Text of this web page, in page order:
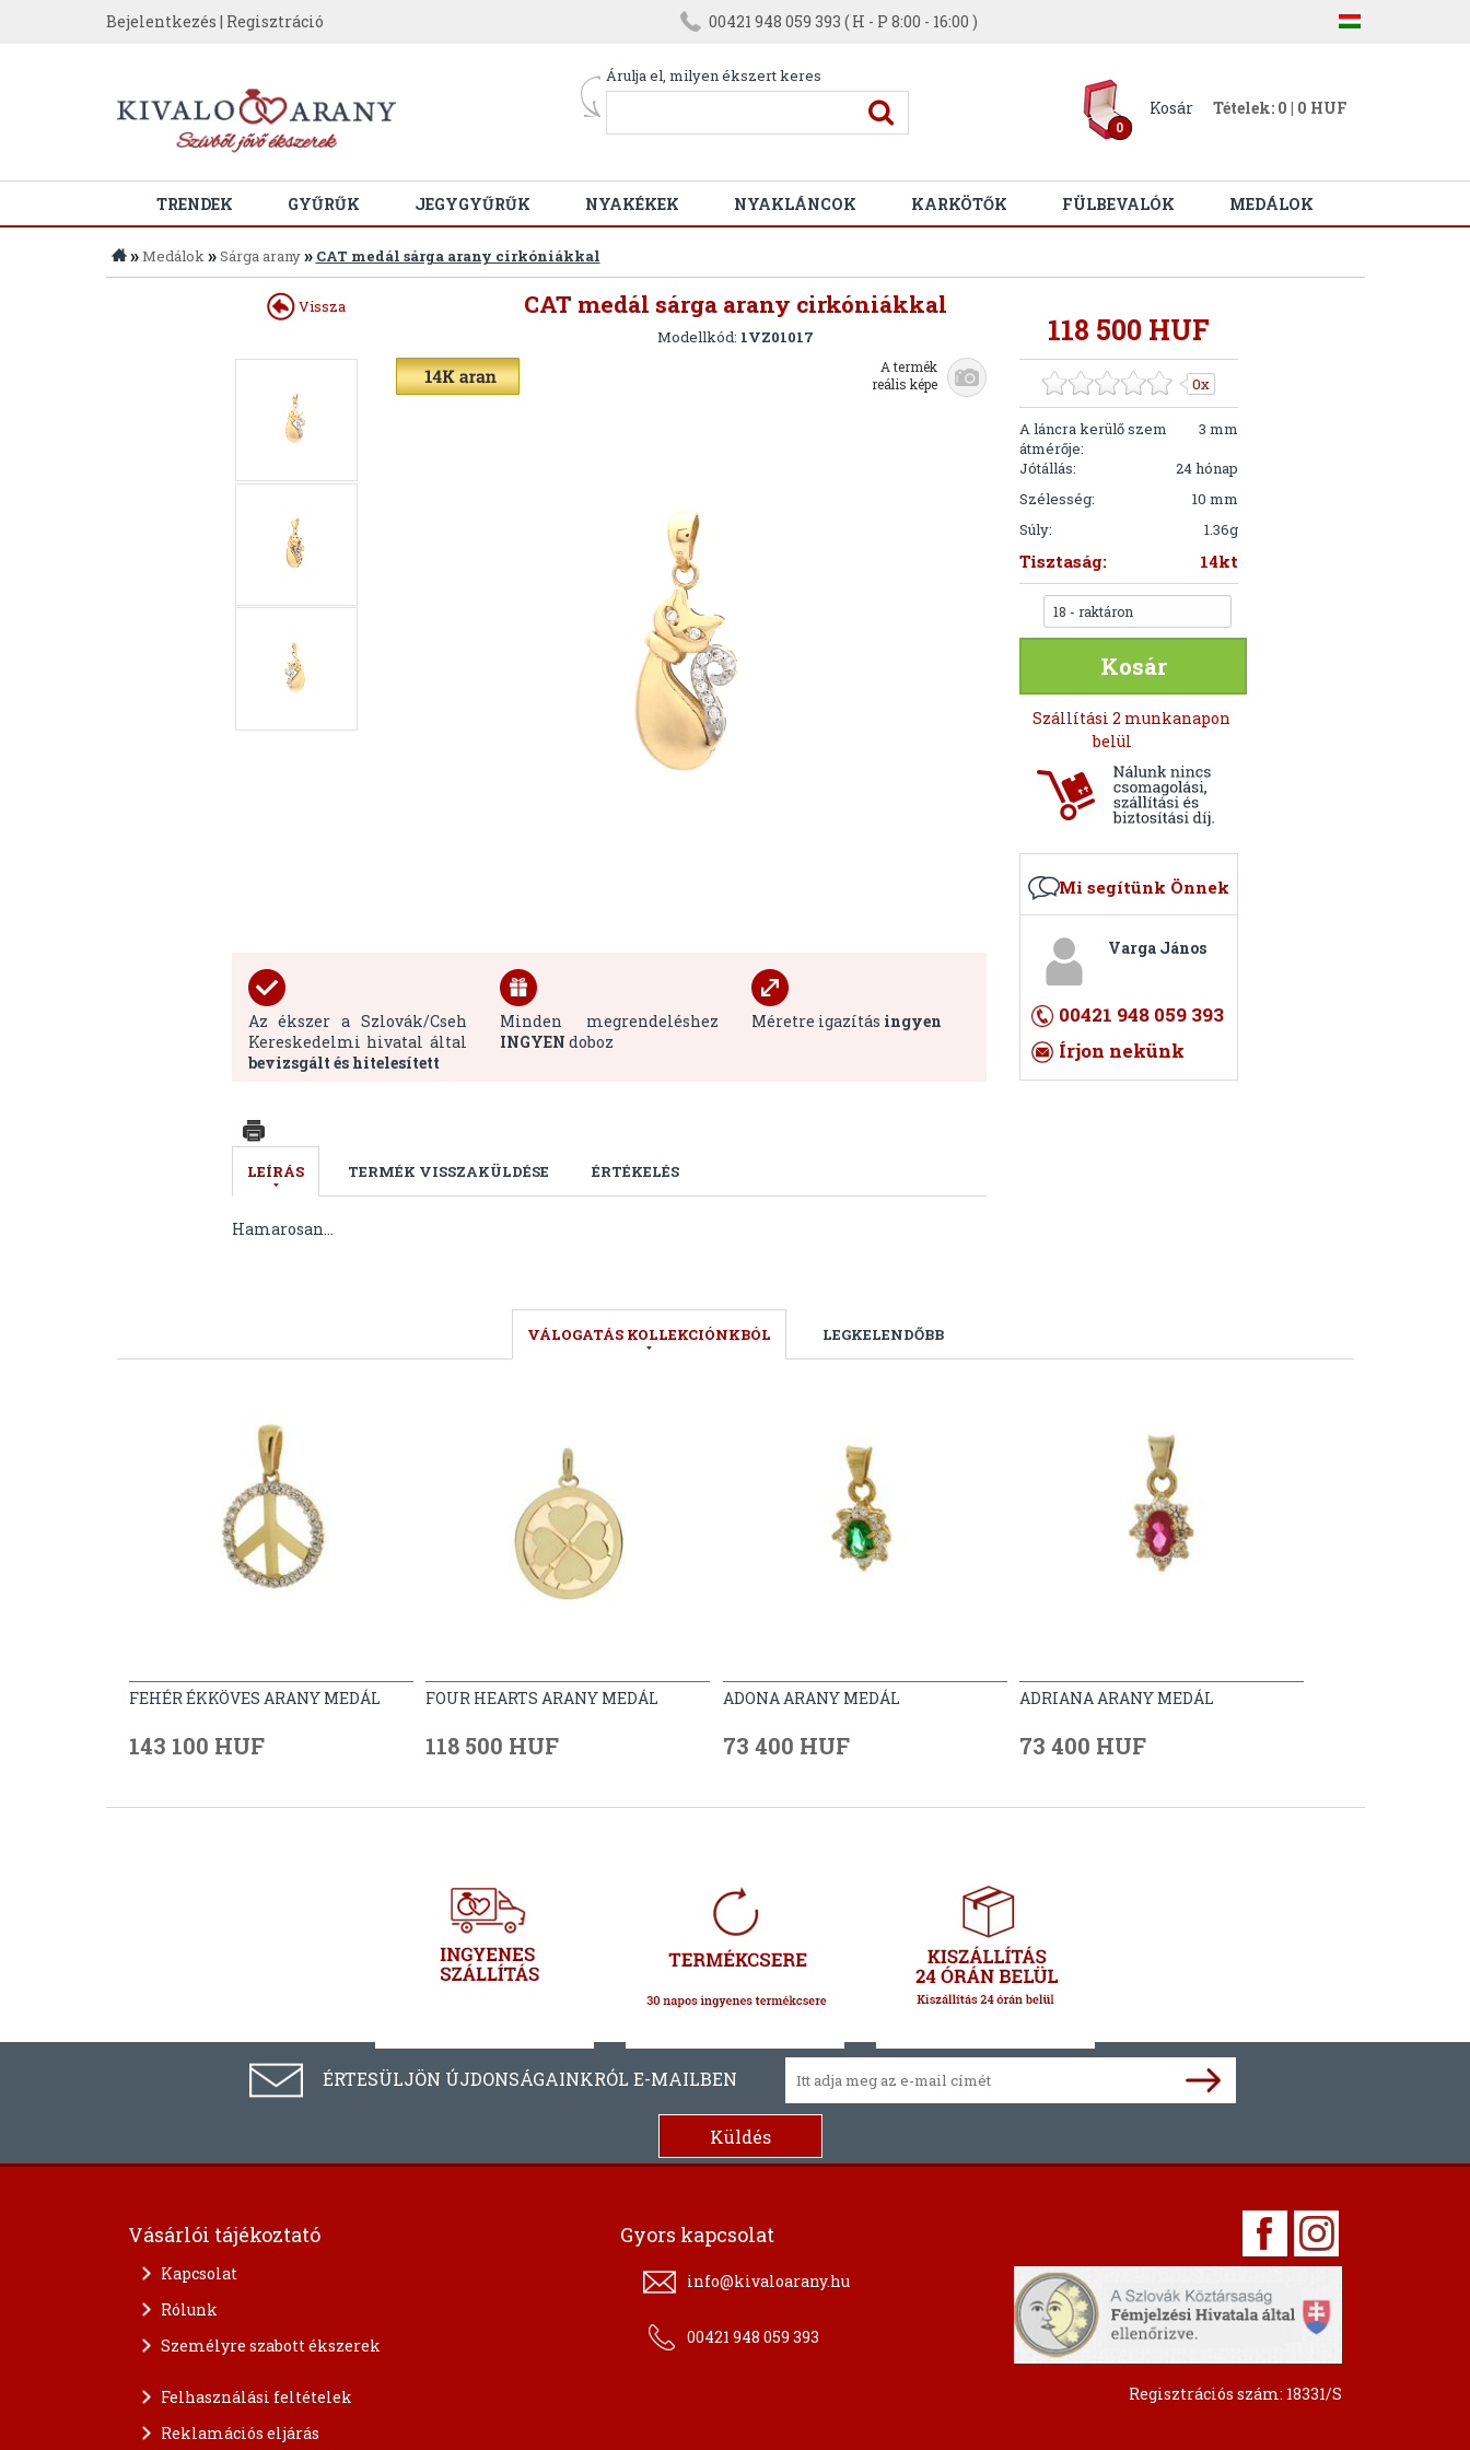
Bejelentkezés | Regisztráció 00421 948 059 393 ( H - P 8:00 - 16:00 )
Árulja el, milyen ékszert keres
0
Kosár Tételek: 0 | 0 HUF
TRENDEK GYŰRŰK JEGYGYŰRŰK NYAKÉKEK NYAKLÁNCOK KARKÖTŐK FÜLBEVALÓK MEDÁLOK
»Medálok»Sárga arany» CAT medál sárga arany cirkóniákkal
CAT medál sárga arany cirkóniákkal
Modellkód: 1VZ01017
Vissza
A termék
reális képe
Az ékszer a Szlovák/Cseh
Kereskedelmi hivatal által
bevizsgált és hitelesített
Minden megrendeléshez
INGYEN doboz
Méretre igazítás ingyen
LEÍRÁS TERMÉK VISSZAKÜLDÉSE ÉRTÉKELÉS
Hamarosan...
118 500 HUF
0x
A láncra kerülő szem
átmérője:
3 mm
Jótállás:
24 hónap
Szélesség:
10 mm
Súly:
1.36g
Tisztaság: 14kt
18 - raktáron
Kosár
Szállítási 2 munkanapon
belül
Mi segítünk Önnek
Varga János
00421 948 059 393
Írjon nekünk
VÁLOGATÁS KOLLEKCIÓNKBÓL LEGKELENDŐBB
FEHÉR ÉKKÖVES ARANY MEDÁL
143 100 HUF
FOUR HEARTS ARANY MEDÁL
118 500 HUF
ADONA ARANY MEDÁL
73 400 HUF
ADRIANA ARANY MEDÁL
73 400 HUF
ÉRTESÜLJÖN ÚJDONSÁGAINKRÓL E-MAILBEN
Vásárlói tájékoztató
Kapcsolat
Rólunk
Személyre szabott ékszerek
Felhasználási feltételek
Reklamációs eljárás
Gyors kapcsolat
info@kivaloarany.hu
00421 948 059 393
Regisztrációs szám: 18331/S